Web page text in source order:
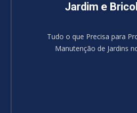
Jardim e
Tudo o que Precisa para
Manutenção de Jardins